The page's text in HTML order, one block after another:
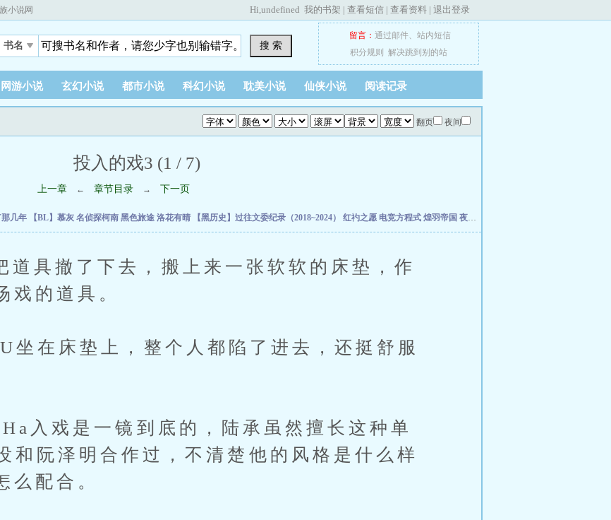
小说网 Hi,undefined 我的书架 | 查看短信 | 查看资料 | 退出登录
书名 搜 索
留言： 通过邮件、 站内短信
积分规则
解决跳到别的站
网游小说 玄幻小说 都市小说 科幻小说 耽美小说 仙侠小说 阅读记录
翻页 夜间
投入的戏3 (1 / 7)
上一章 ← 章节目录 → 下一页
几年 【BL】慕灰 名侦探柯南 黑色旅途 洛花有晴 【黑历史】过往文委纪录（2018~2024） 红礿之愿 电竞方程式 煌羽帝国 夜班花店不打烊
撤了下去，搬上来一张软软的床垫，作
戏的道具。
床垫上，整个人都陷了进去，还挺舒服
戏是一镜到底的，陆承虽然擅长这种单
和阮泽明合作过，不清楚他的风格是什么样
么配合。